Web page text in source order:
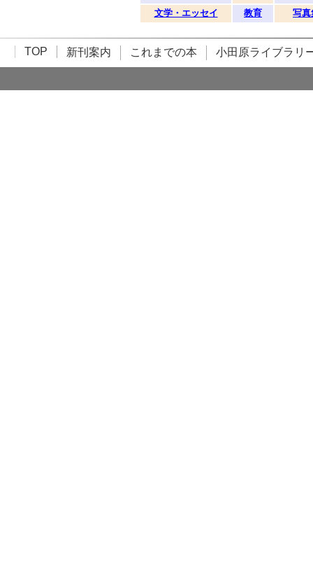
文学・エッセイ 教育 写真
TOP 新刊案内 これまでの本 小田原ライブラリ